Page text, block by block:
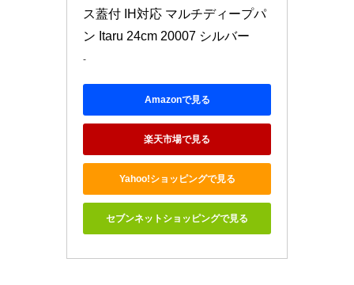
ス蓋付 IH対応 マルチディープパ
ン Itaru 24cm 20007 シルバー
-
Amazonで見る
楽天市場で見る
Yahoo!ショッピングで見る
セブンネットショッピングで見る